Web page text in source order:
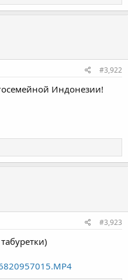
#3,922
Индонезии!
#3,923